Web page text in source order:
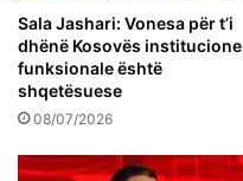
Sala Jashari: Vonesa për t’i
dhënë Kosovës institucione
funksionale është
shqetësuese
08/07/2026